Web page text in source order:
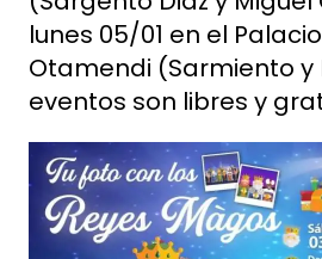
lunes 05/01 en el
Otamendi (Sarmiento y
eventos son libres y